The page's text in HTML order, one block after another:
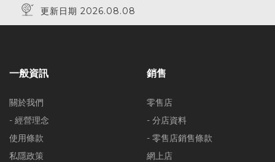
更新日期 2026.08.08
一般資訊
關於我們
- 經營理念
使用條款
私隱政策
銷售
零售店
- 分店資料
- 零售店銷售條款
網上店